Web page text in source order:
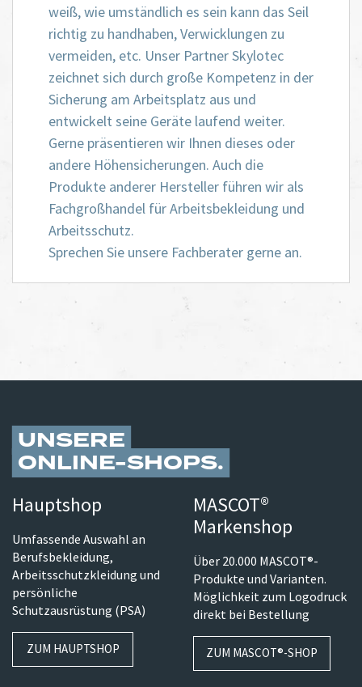
weiß, wie umständlich es sein kann das Seil
richtig zu handhaben, Verwicklungen zu
vermeiden, etc. Unser Partner Skylotec
zeichnet sich durch große Kompetenz in der
Sicherung am Arbeitsplatz aus und
entwickelt seine Geräte laufend weiter.
Gerne präsentieren wir Ihnen dieses oder
andere Höhensicherungen. Auch die
Produkte anderer Hersteller führen wir als
Fachgroßhandel für Arbeitsbekleidung und
Arbeitsschutz.
Sprechen Sie unsere Fachberater gerne an.
UNSERE
ONLINE-SHOPS
Hauptshop
Umfassende Auswahl an
Berufsbekleidung,
Arbeitsschutzkleidung und
persönliche
Schutzausrüstung (PSA)
ZUM HAUPTSHOP
MASCOT®
Markenshop
Über 20.000 MASCOT®-
Produkte und Varianten.
Möglichkeit zum Logodruck
direkt bei Bestellung
ZUM MASCOT®-SHOP